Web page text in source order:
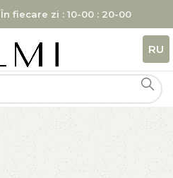
În fiecare zi : 10-00 : 20-00
RU